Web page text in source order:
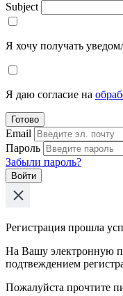
Subject
Я хочу получать
Я даю согласие на
Готово
Email
Пароль
Забыли пароль?
Войти
Регистрация прошла
На Вашу электронную
подтвеждением
Пожалуйста прочтите